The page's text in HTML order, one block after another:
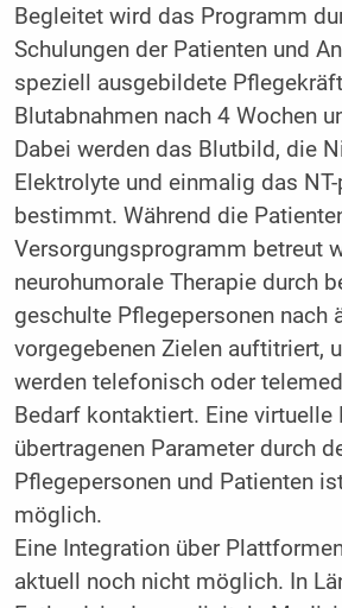
Begleitet wird das Programm
Schulungen der Patienten und
speziell ausgebildete
Blutabnahmen nach 4 Wochen
Dabei werden das Blutbild, die
Elektrolyte und einmalig das
bestimmt. Während die
Versorgungsprogramm betreut
neurohumorale Therapie durch
geschulte Pflegepersonen nach
vorgegebenen Zielen auftitriert,
werden telefonisch oder
Bedarf kontaktiert. Eine virtuelle
übertragenen Parameter durch
Pflegepersonen und Patienten
möglich.
Eine Integration über
aktuell noch nicht möglich. In